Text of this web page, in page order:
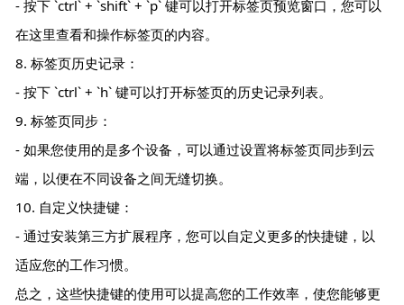
- 按下 `ctrl` + `shift` + `p` 键可以打开标签页预览窗口，您可以
在这里查看和操作标签页的内容。
8. 标签页历史记录：
- 按下 `ctrl` + `h` 键可以打开标签页的历史记录列表。
9. 标签页同步：
- 如果您使用的是多个设备，可以通过设置将标签页同步到云
端，以便在不同设备之间无缝切换。
10. 自定义快捷键：
- 通过安装第三方扩展程序，您可以自定义更多的快捷键，以
适应您的工作习惯。
总之，这些快捷键的使用可以提高您的工作效率，使您能够更